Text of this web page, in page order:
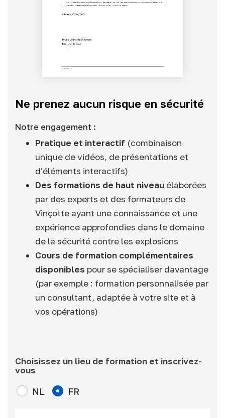
Ne prenez aucun risque en sécurité
Notre engagement :
Pratique et interactif (combinaison
unique de vidéos, de présentations et
d'éléments interactifs)
Des formations de haut niveau élaborées
par des experts et des formateurs de
Vinçotte ayant une connaissance et une
expérience approfondies dans le domaine
de la sécurité contre les explosions
Cours de formation complémentaires
disponibles pour se spécialiser davantage
(par exemple : formation personnalisée par
un consultant, adaptée à votre site et à
vos opérations)
Choisissez un lieu de formation et inscrivez-
vous
NL FR